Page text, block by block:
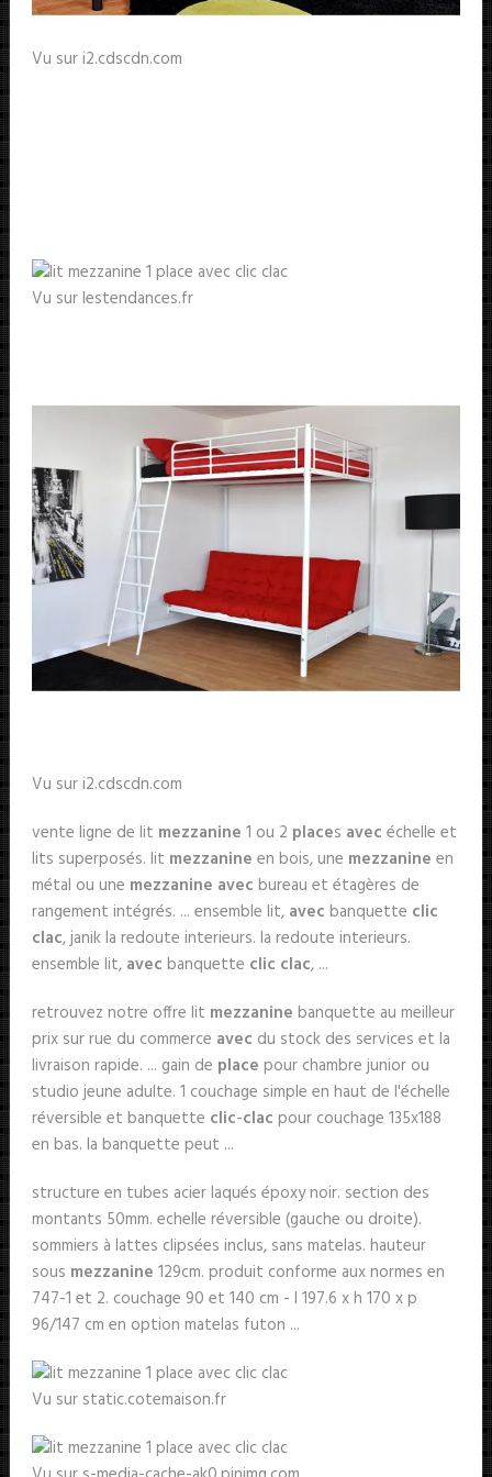
Vu sur i2.cdscdn.com
Vu sur lestendances.fr
Vu sur i2.cdscdn.com
vente ligne de lit mezzanine 1 ou 2 places avec échelle et
lits superposés. lit mezzanine en bois, une mezzanine en
métal ou une mezzanine avec bureau et étagères de
rangement intégrés. ... ensemble lit, avec banquette clic
clac, janik la redoute interieurs. la redoute interieurs.
ensemble lit, avec banquette clic clac, ...
retrouvez notre offre lit mezzanine banquette au meilleur
prix sur rue du commerce avec du stock des services et la
livraison rapide. ... gain de place pour chambre junior ou
studio jeune adulte. 1 couchage simple en haut de l'échelle
réversible et banquette clic-clac pour couchage 135x188
en bas. la banquette peut ...
structure en tubes acier laqués époxy noir. section des
montants 50mm. echelle réversible (gauche ou droite).
sommiers à lattes clipsées inclus, sans matelas. hauteur
sous mezzanine 129cm. produit conforme aux normes en
747-1 et 2. couchage 90 et 140 cm - l 197.6 x h 170 x p
96/147 cm en option matelas futon ...
Vu sur static.cotemaison.fr